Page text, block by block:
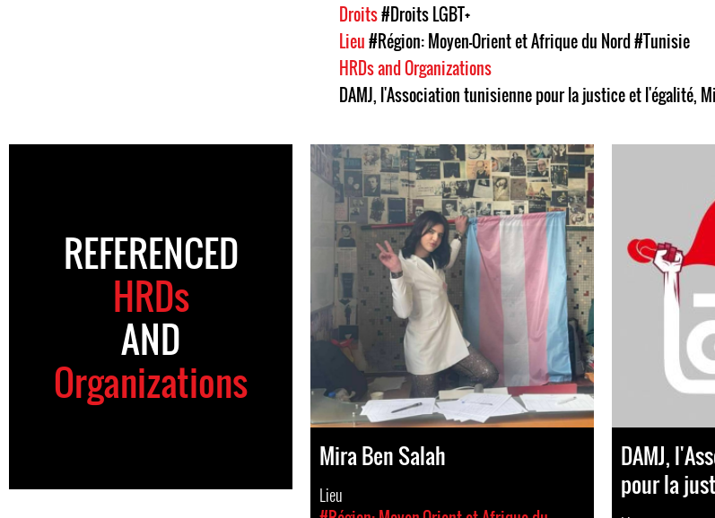
Droits#Droits LGBT+
Lieu#Région: Moyen-Orient et Afrique du Nord#Tunisie
HRDs and Organizations
DAMJ, l'Association tunisienne pour la justice et l'égalité,
REFERENCED
HRDs
AND
Organizations
Mira Ben Salah
Lieu
DAMJ,
pour la